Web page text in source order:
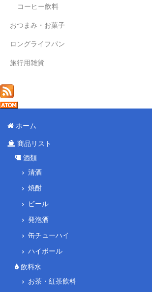
コーヒー飲料
おつまみ・お菓子
ロングライフパン
旅行用雑貨
ホーム
商品リスト
酒類
清酒
焼酎
ビール
発泡酒
缶チューハイ
ハイボール
飲料水
お茶・紅茶飲料